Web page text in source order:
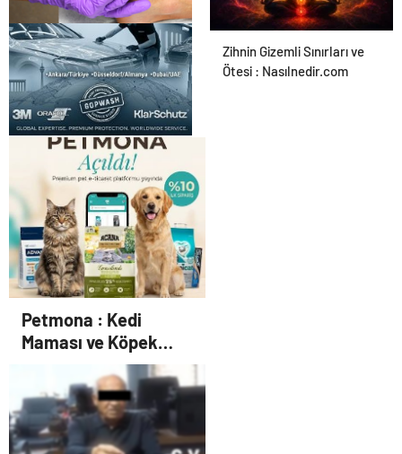
Ortopodoloji İle Diyabetik
Ayak Yarası Tedavisi
Zihnin Gizemli Sınırları ve
Ötesi : Nasılnedir.com
UETDS Nedir ? Uetds.com
İle Akıllı Dijital Taşımacılık
Yazılımı
Petmona : Kedi
Maması ve Köpek
Maması İle Tüm Evcil
Hayvan Ürünleri